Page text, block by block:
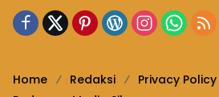
Home Redaksi Privacy Policy